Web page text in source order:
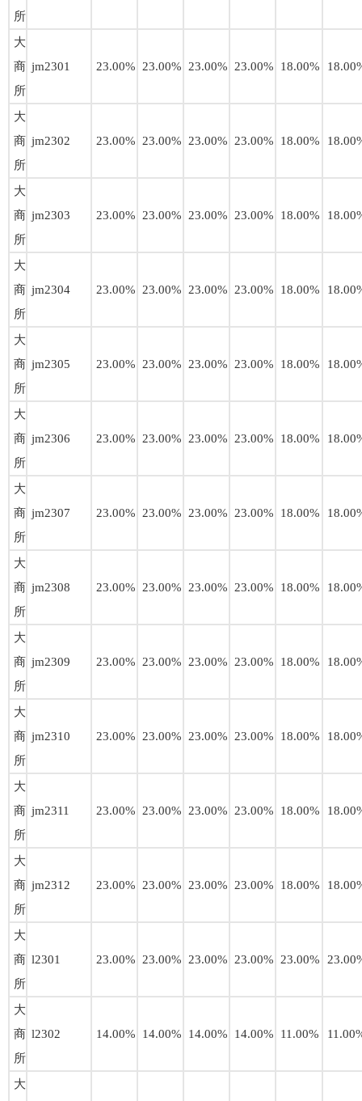
所
大
商
所
jm2301 23.00% 23.00% 23.00% 23.00% 18.00%
大
商
所
jm2302 23.00% 23.00% 23.00% 23.00% 18.00%
大
商
所
jm2303 23.00% 23.00% 23.00% 23.00% 18.00%
大
商
所
jm2304 23.00% 23.00% 23.00% 23.00% 18.00%
大
商
所
jm2305 23.00% 23.00% 23.00% 23.00% 18.00%
大
商
所
jm2306 23.00% 23.00% 23.00% 23.00% 18.00%
大
商
所
jm2307 23.00% 23.00% 23.00% 23.00% 18.00%
大
商
所
jm2308 23.00% 23.00% 23.00% 23.00% 18.00%
大
商
所
jm2309 23.00% 23.00% 23.00% 23.00% 18.00%
大
商
所
jm2310 23.00% 23.00% 23.00% 23.00% 18.00%
大
商
所
jm2311 23.00% 23.00% 23.00% 23.00% 18.00%
大
商
所
jm2312 23.00% 23.00% 23.00% 23.00% 18.00%
大
商
所
l2301 23.00% 23.00% 23.00% 23.00% 23.00%
大
商
所
l2302 14.00% 14.00% 14.00% 14.00% 11.00%
大